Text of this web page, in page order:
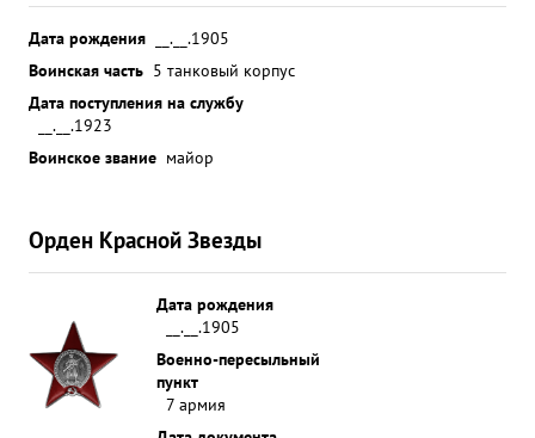
Дата рождения
__.__.1905
Воинская часть 5 танковый корпус
Дата поступления на службу
__.__.1923
Воинское звание майор
Орден Красной Звезды
Дата рождения
__.__.1905
Военно-пересыльный
пункт
7 армия